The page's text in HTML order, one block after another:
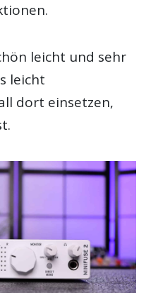
leicht und sehr
leicht
dort einsetzen,